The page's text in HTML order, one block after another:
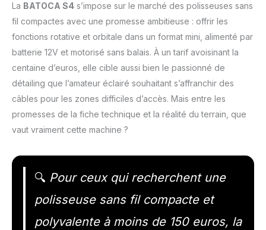
La BATOCA S4 s’impose sur le marché des polisseuses sans
fil compactes avec une promesse ambitieuse : offrir les
fonctions rotative et orbitale dans un format mini, alimenté par
batterie 12V et motorisé sans balais. À un tarif avoisinant la
centaine d’euros, elle cible aussi bien le passionné de
détailing que l’amateur éclairé souhaitant s’affranchir des
câbles pour les zones difficiles d’accès. Mais entre les
promesses de la fiche technique et la réalité du terrain, que
vaut vraiment cette machine ?
🔍 Pour ceux qui recherchent une
polisseuse sans fil compacte et
polyvalente à moins de 150 euros, la